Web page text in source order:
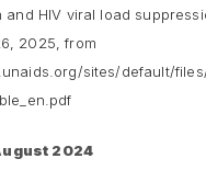
and HIV viral load
2025, from
sites/default/
2024